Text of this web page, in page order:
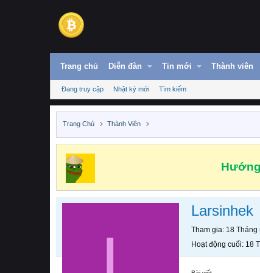
Trang chủ Diễn đàn Tin mới Thành viên
Đang truy cập Nhật ký mới Tìm kiếm
Trang Chủ Thành Viên
Larsinhek
Tham gia 18
Hoạt động cuối 18